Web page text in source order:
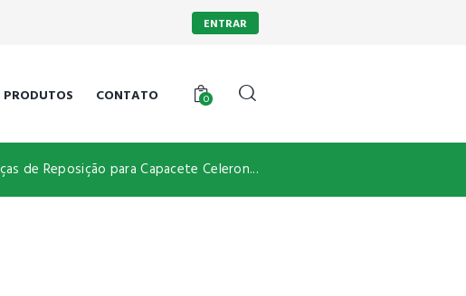
ENTRAR
CONTATO 0
de Reposição para Capacete Celeron...